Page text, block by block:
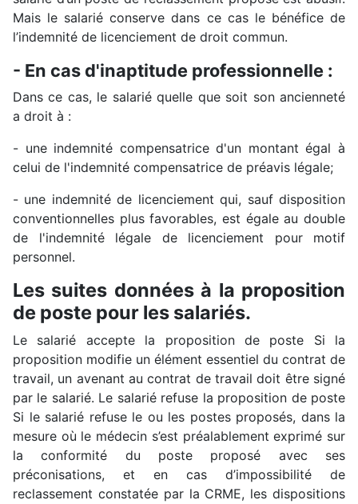
Mais le salarié conserve dans ce cas le bénéfice de
l’indemnité de licenciement de droit commun.
- En cas d'inaptitude professionnelle :
Dans ce cas, le salarié quelle que soit son ancienneté
a droit à :
- une indemnité compensatrice d'un montant égal à
celui de l'indemnité compensatrice de préavis légale;
- une indemnité de licenciement qui, sauf disposition
conventionnelles plus favorables, est égale au double
de l'indemnité légale de licenciement pour motif
personnel.
Les suites données à la proposition
de poste pour les salariés.
Le salarié accepte la proposition de poste Si la
proposition modifie un élément essentiel du contrat de
travail, un avenant au contrat de travail doit être signé
par le salarié. Le salarié refuse la proposition de poste
Si le salarié refuse le ou les postes proposés, dans la
mesure où le médecin s’est préalablement exprimé sur
la conformité du poste proposé avec ses
préconisations, et en cas d’impossibilité de
reclassement constatée par la CRME, les dispositions